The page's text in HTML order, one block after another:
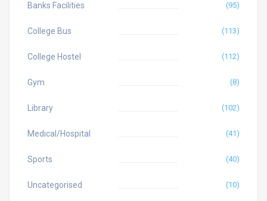
Banks Facilities (95)
College Bus (113)
College Hostel (112)
Gym (8)
Library (102)
Medical/Hospital (41)
Sports (40)
Uncategorised (10)